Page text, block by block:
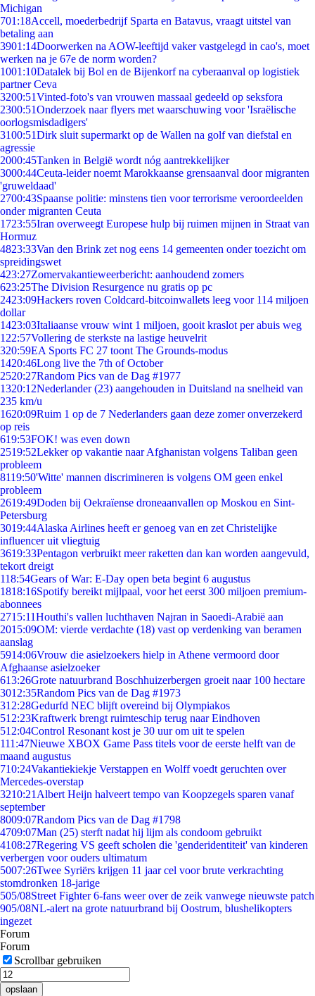
Michigan
701:18Accell, moederbedrijf Sparta en Batavus, vraagt uitstel van
betaling aan
3901:14Doorwerken na AOW-leeftijd vaker vastgelegd in cao's, moet
werken na je 67e de norm worden?
1001:10Datalek bij Bol en de Bijenkorf na cyberaanval op logistiek
partner Ceva
3200:51Vinted-foto's van vrouwen massaal gedeeld op seksfora
2300:51Onderzoek naar flyers met waarschuwing voor 'Israëlische
oorlogsmisdadigers'
3100:51Dirk sluit supermarkt op de Wallen na golf van diefstal en
agressie
2000:45Tanken in België wordt nóg aantrekkelijker
3000:44Ceuta-leider noemt Marokkaanse grensaanval door migranten
'gruweldaad'
2700:43Spaanse politie: minstens tien voor terrorisme veroordeelden
onder migranten Ceuta
1723:55Iran overweegt Europese hulp bij ruimen mijnen in Straat van
Hormuz
4823:33Van den Brink zet nog eens 14 gemeenten onder toezicht om
spreidingswet
423:27Zomervakantieweerbericht: aanhoudend zomers
623:25The Division Resurgence nu gratis op pc
2423:09Hackers roven Coldcard-bitcoinwallets leeg voor 114 miljoen
dollar
1423:03Italiaanse vrouw wint 1 miljoen, gooit kraslot per abuis weg
1 22:57Vollering de sterkste na lastige heuvelrit
320:59EA Sports FC 27 toont The Grounds-modus
1420:46Long live the 7th of October
2520:27Random Pics van de Dag #1977
1320:12Nederlander (23) aangehouden in Duitsland na snelheid van
235 km/u
1620:09Ruim 1 op de 7 Nederlanders gaan deze zomer onverzekerd
op reis
619:53FOK! was even down
2519:52Lekker op vakantie naar Afghanistan volgens Taliban geen
probleem
8119:50'Witte' mannen discrimineren is volgens OM geen enkel
probleem
2619:49Doden bij Oekraïense droneaanvallen op Moskou en Sint-
Petersburg
3019:44Alaska Airlines heeft er genoeg van en zet Christelijke
influencer uit vliegtuig
3619:33Pentagon verbruikt meer raketten dan kan worden aangevuld,
tekort dreigt
118:54Gears of War: E-Day open beta begint 6 augustus
1818:16Spotify bereikt mijlpaal, voor het eerst 300 miljoen premium-
abonnees
2715:11Houthi's vallen luchthaven Najran in Saoedi-Arabië aan
2015:09OM: vierde verdachte (18) vast op verdenking van beramen
aanslag
5914:06Vrouw die asielzoekers hielp in Athene vermoord door
Afghaanse asielzoeker
613:26Grote natuurbrand Boschhuizerbergen groeit naar 100 hectare
3012:35Random Pics van de Dag #1973
312:28Gedurfd NEC blijft overeind bij Olympiakos
512:23Kraftwerk brengt ruimteschip terug naar Eindhoven
512:04Control Resonant kost je 30 uur om uit te spelen
111:47Nieuwe XBOX Game Pass titels voor de eerste helft van de
maand augustus
710:24Vakantiekiekje Verstappen en Wolff voedt geruchten over
Mercedes-overstap
3210:21 Albert Heijn halveert tempo van Koopzegels sparen vanaf
september
8009:07Random Pics van de Dag #1798
4709:07Man (25) sterft nadat hij lijm als condoom gebruikt
4108:27Regering VS geeft scholen die 'genderidentiteit' van kinderen
verbergen voor ouders ultimatum
5007:26Twee Syriërs krijgen 11 jaar cel voor brute verkrachting
stomdronken 18-jarige
505/08Street Fighter 6-fans weer over de zeik vanwege nieuwste patch
905/08NL-alert na grote natuurbrand bij Oostrum, blushelikopters
ingezet
Forum
Forum
Scrollbar gebruiken
opslaan